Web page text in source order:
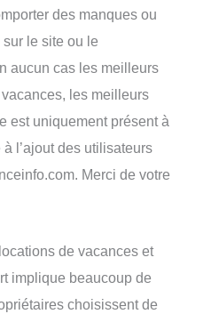
des manques ou
sur le site ou le
aucun cas les meilleurs
les meilleurs
est uniquement présent à
l’ajout des utilisateurs
Merci de votre
de vacances et
implique beaucoup de
choisissent de